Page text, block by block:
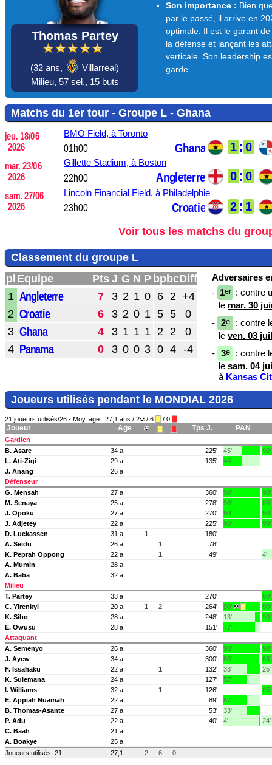
Thomas Partey
(32 ans,
Villarreal)
Milieu, 57 sel., 15 buts
Son importance : Bien
par le passé, il arrive en
optimale. Il est le garant
la défense et lançant les
verticale. Son leadership
garde.
Matchs du 1er tour - Groupe L - Ghana
jeu. 18/06
2026
BMO Field, à Toronto
01h00 Ghana 1:0
mar. 23/06
2026
Gillette Stadium, à Boston
22h00 Angleterre 0:0
sam. 27/06
2026
Lincoln Financial Field, à Philadelphie
23h00 Croatie 2:1
Voir tous les matchs du
Classement du groupe L
pl Equipe Pts J G N P bp bcDiff
1 Angleterre 7 3 2 1 0 6 2 +4
2 Croatie 6 3 2 0 1 5 5
0
3 Ghana 4 3 1 1 1 2 2
0
4 Panama 0 3 0 0 3 0 4 -4
Adversaires
- 1er : contre
le mar. 30
- 2e
: contre
le ven. 03
- 3e
: contre
le sam. 04
à Kansas
Joueurs utilisés pendant le MONDIAL 2026
21 joueurs utilisés/26 - Moy. age : 27,1 ans / 2 / 6 / 0
Joueur Age Tps J. PAN
Gardien
B. Asare
34 a. 225' 45'
90'
L. Ati-Zigi
29 a. 135'
45'
J. Anang
26 a.
Défenseur
G. Mensah
27 a. 360' 90'
90'
M. Senaya
25 a. 278' 90'
86'
J. Opoku
27 a. 270' 90'
90'
J. Adjetey
22 a. 225' 90'
90'
D. Luckassen
31 a. 1
180'
A. Seidu
26 a. 1
78'
K. Peprah Oppong
22 a. 1 49'
4'
A. Mumin
28 a.
A. Baba
32 a.
Milieu
T. Partey
33 a. 270'
90'
C. Yirenkyi
20 a. 1 2 264' 90'
90'
K. Sibo
28 a. 248' 13'
90'
E. Owusu
28 a. 151'
77'
Attaquant
A. Semenyo
26 a. 360' 90'
90'
J. Ayew
34 a. 300' 86'
66'
F. Issahaku
22 a. 1 132' 33'
25'
K. Sulemana
24 a. 127'
57'
I. Williams
32 a. 1 126'
65'
E. Appiah Nuamah
22 a. 89'
57'
B. Thomas-Asante
27 a. 53'
33'
P. Adu
22 a. 40' 4'
24'
C. Baah
21 a.
A. Boakye
25 a.
Joueurs utilisés: 21
27,1 2 6 0